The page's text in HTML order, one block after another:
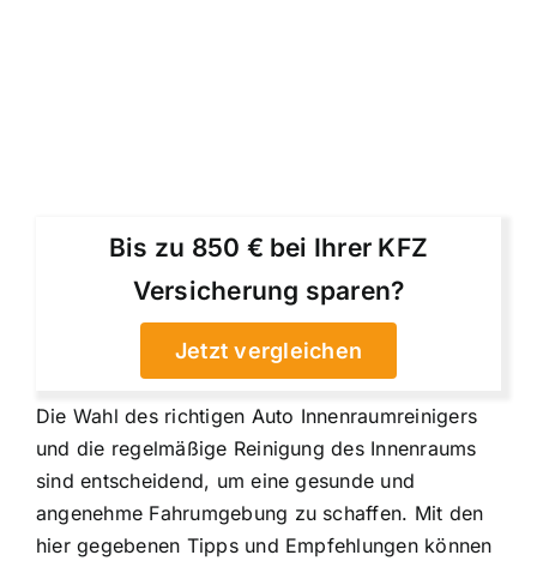
Bis zu 850 € bei Ihrer KFZ
Versicherung sparen?
Jetzt vergleichen
Die Wahl des richtigen Auto Innenraumreinigers
und die regelmäßige Reinigung des Innenraums
sind entscheidend, um eine gesunde und
angenehme Fahrumgebung zu schaffen. Mit den
hier gegebenen Tipps und Empfehlungen können